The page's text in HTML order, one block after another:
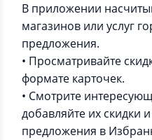
В приложении
магазинов или услуг
предложения.
• Просматривайте
формате карточек.
• Смотрите
добавляйте их скидки
предложения в